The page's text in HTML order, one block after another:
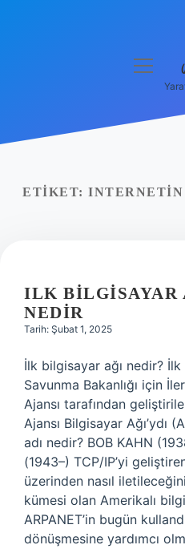
Yasal Uyarı
menüyü
ETIKET:
ILK BILGISAYAR
NEDIR
Tarih: Şubat 1, 2025
İlk bilgisayar ağı nedir?
Savunma Bakanlığı için
Ajansı tarafından
Ajansı Bilgisayar Ağı’ydı
adı nedir? BOB KAHN
(1943–) TCP/IP’yi
üzerinden nasıl
kümesi olan Amerikalı
ARPANET’in bugün
dönüşmesine yardımcı